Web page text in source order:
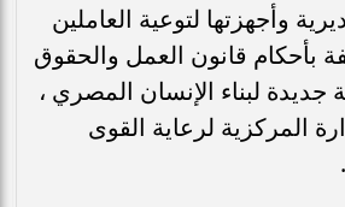
وأجهزتها لتوعية العاملين
بأحكام قانون العمل والحقوق
جديدة لبناء الإنسان المصري ،
المركزية لرعاية القوى